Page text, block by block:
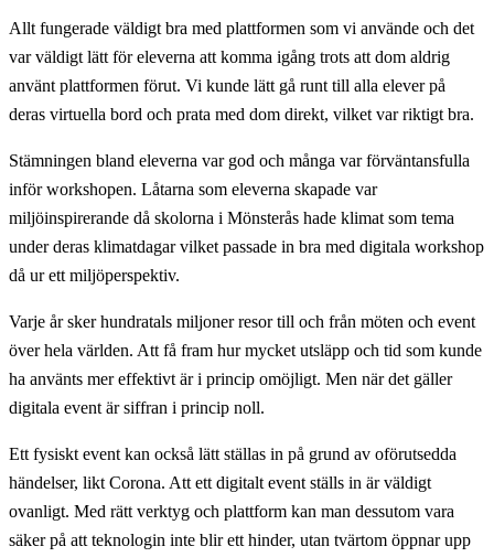
Allt fungerade väldigt bra med plattformen som vi använde och det
var väldigt lätt för eleverna att komma igång trots att dom aldrig
använt plattformen förut. Vi kunde lätt gå runt till alla elever på
deras virtuella bord och prata med dom direkt, vilket var riktigt bra.
Stämningen bland eleverna var god och många var förväntansfulla
inför workshopen. Låtarna som eleverna skapade var
miljöinspirerande då skolorna i Mönsterås hade klimat som tema
under deras klimatdagar vilket passade in bra med digitala workshop
då ur ett miljöperspektiv.
Varje år sker hundratals miljoner resor till och från möten och event
över hela världen. Att få fram hur mycket utsläpp och tid som kunde
ha använts mer effektivt är i princip omöjligt. Men när det gäller
digitala event är siffran i princip noll.
Ett fysiskt event kan också lätt ställas in på grund av oförutsedda
händelser, likt Corona. Att ett digitalt event ställs in är väldigt
ovanligt. Med rätt verktyg och plattform kan man dessutom vara
säker på att teknologin inte blir ett hinder, utan tvärtom öppnar upp